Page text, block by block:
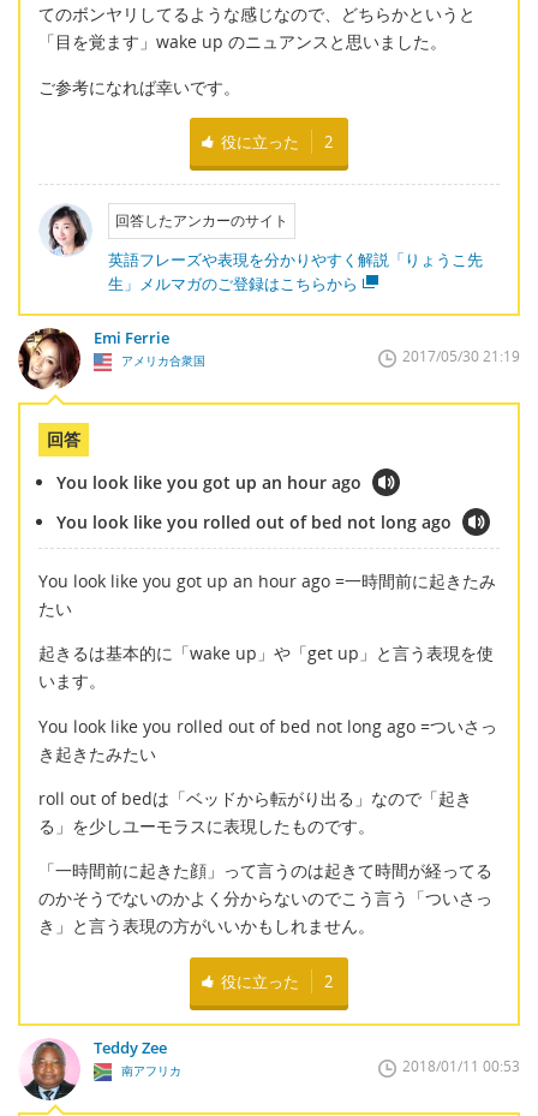
てのボンヤリしてるような感じなので、どちらかというと
「目を覚ます」wake up のニュアンスと思いました。
ご参考になれば幸いです。
役に立った 2
回答したアンカーのサイト
英語フレーズや表現を分かりやすく解説「りょうこ先
生」メルマガのご登録はこちらから
Emi Ferrie
アメリカ合衆国 2017/05/30 21:19
回答
You look like you got up an hour ago
You look like you rolled out of bed not long ago
You look like you got up an hour ago =一時間前に起きたみ
たい
起きるは基本的に「wake up」や「get up」と言う表現を使
います。
You look like you rolled out of bed not long ago =ついさっ
き起きたみたい
roll out of bedは「ベッドから転がり出る」なので「起き
る」を少しユーモラスに表現したものです。
「一時間前に起きた顔」って言うのは起きて時間が経ってる
のかそうでないのかよく分からないのでこう言う「ついさっ
き」と言う表現の方がいいかもしれません。
役に立った 2
Teddy Zee
南アフリカ 2018/01/11 00:53